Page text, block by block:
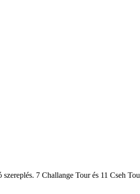
7 Challange Tour és 11 Cseh